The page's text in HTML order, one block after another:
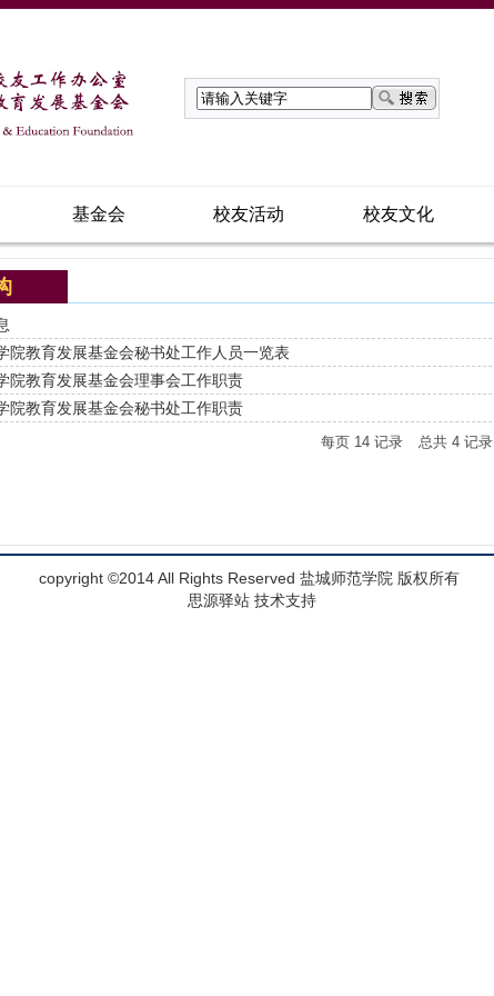
基金会 校友活动 校友文化
院教育发展基金会秘书处工作人员一览表
院教育发展基金会理事会工作职责
院教育发展基金会秘书处工作职责
每页 14 记录 总共 4 记录
copyright ©2014 All Rights Reserved 盐城师范学院 版权所有
思源驿站 技术支持